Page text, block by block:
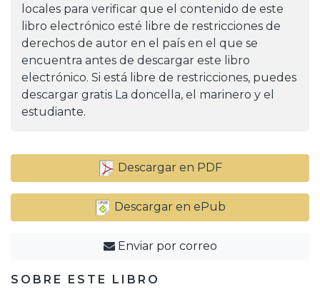
locales para verificar que el contenido de este
libro electrónico esté libre de restricciones de
derechos de autor en el país en el que se
encuentra antes de descargar este libro
electrónico. Si está libre de restricciones, puedes
descargar gratis La doncella, el marinero y el
estudiante.
Descargar en PDF
Descargar en ePub
Enviar por correo
SOBRE ESTE LIBRO